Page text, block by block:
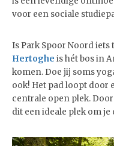
voor een sociale
Is Park Spoor Noord iets
Hertoghe is hét bos in
komen. Doe jij soms
ook! Het pad loopt door
centrale open plek.
dit een ideale plek om